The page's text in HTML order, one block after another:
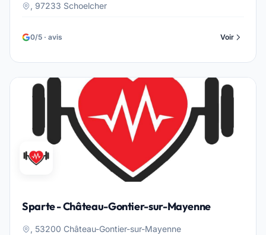
, 97233 Schoelcher
0/5 · avis Voir
Sparte - Château-Gontier-sur-Mayenne
, 53200 Château-Gontier-sur-Mayenne